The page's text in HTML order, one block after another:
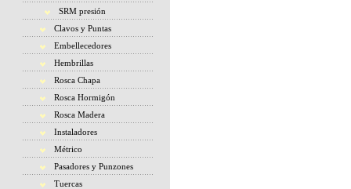
SRM presión
Clavos y Puntas
Embellecedores
Hembrillas
Rosca Chapa
Rosca Hormigón
Rosca Madera
Instaladores
Métrico
Pasadores y Punzones
Tuercas